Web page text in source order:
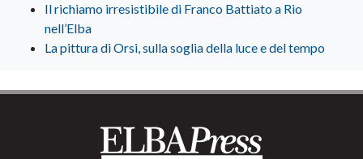
Il richiamo irresistibile di Franco Battiato a Rio
nell’Elba
La pittura di Orsi, sulla soglia della luce e del tempo